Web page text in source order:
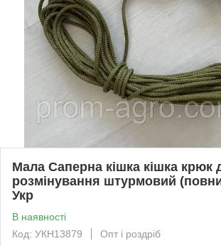
Мала Саперна кішка кішка крюк
розмінування штурмовий
Укр
В наявності
Код: УКН13879
Опт і роздріб